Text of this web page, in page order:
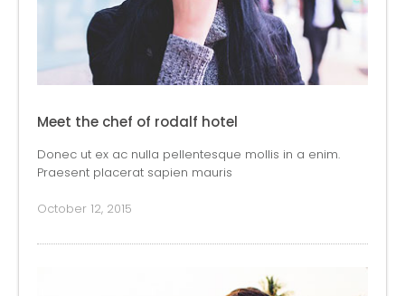
Meet the chef of rodalf hotel
Donec ut ex ac nulla pellentesque mollis in a enim.
Praesent placerat sapien mauris
October 12, 2015